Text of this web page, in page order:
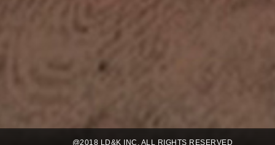
@2018 LD&K INC. ALL RIGHTS RESERVED